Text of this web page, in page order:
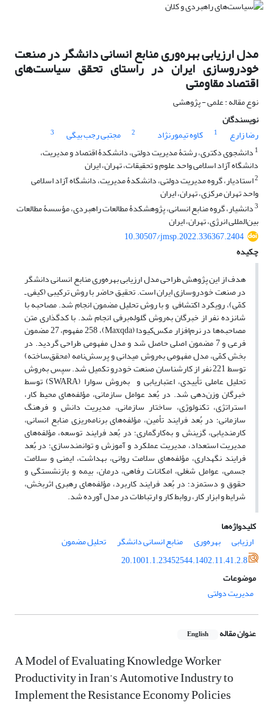
مدل ارزیابی بهره‌وری منابع انسانی دانشگر در صنعت
خودروسازی ایران در راستای تحقق سیاست‌های
اقتصاد مقاومتی
نوع مقاله : علمی - پژوهشی
نویسندگان
رضا زارع
1 کاوه تیمورنژاد 2 مجتبی رجب بیگی
3
1 دانشجوی دکتری، رشتۀ مدیریت دولتی، دانشکدۀ‌ اقتصاد و مدیریت،
دانشگاه آزاد اسلامی واحد علوم و تحقیقات، تهران، ایران
2استادیار، گروه مدیریت دولتی، دانشکدۀ مدیریت، دانشگاه آزاد اسلامی
واحد تهران مرکزی، تهران، ایران
3دانشیار، گروه منابع انسانی، پژوهشکدۀ مطالعات راهبردی، مؤسسۀ مطالعات
بین‌المللی انرژی، تهران، ایران
10.30507/jmsp.2022.336367.2404
چکیده
هدف از این پژوهش طراحی مدل ارزیابی بهره‌وری منابع انسانی دانشگر
در صنعت خودروسازی ایران است. تحقیق حاضر با روش ترکیبی (کیفی ـ
کمّی)، رویکرد اکتشافی و با روش تحلیل مضمون انجام شد. مصاحبه با
شانزده نفر از خبرگان به‌روش گلوله‌برفی انجام شد. با کدگذاری متن
مصاحبه‌ها در نرم‌افزار مکس‌کیودا (Maxqda)، 258 مفهوم، 27 مضمون
فرعی و 7 مضمون اصلی حاصل شد و مدل مفهومی طراحی گردید. در
بخش کمّی، مدل مفهومی به‌روش میدانی و پرسش‌نامه (محقق‌ساخته)
توسط 221 نفر از کارشناسان صنعت خودرو تکمیل شد. سپس به‌روش
تحلیل عاملی تأییدی، اعتباریابی و به‌روش سوارا (SWARA) توسط
خبرگان وزن‌دهی شد. در بُعد عوامل سازمانی، مؤلفه‌های محیط کار،
استراتژی، تکنولوژی، ساختار سازمانی، مدیریت دانش و فرهنگ
‌سازمانی؛ در بُعد فرایند تأمین، مؤلفه‌های برنامه‌ریزی منابع انسانی،
کارمندیابی، گزینش و به‌کارگماری؛ در بُعد فرایند توسعه، مؤلفه‌های
مدیریت استعداد، مدیریت عملکرد و آموزش و توانمندسازی؛ در بُعد
فرایند نگهداری، مؤلفه‌های سلامت روانی، بهداشت، ایمنی و سلامت
جسمی، عوامل شغلی، امکانات رفاهی، درمان، بیمه و بازنشستگی و
حقوق و دستمزد؛ در بُعد فرایند کاربرد، مؤلفه‌های رهبری اثربخش،
شرایط و ابزار کار، روابط کار و ارتباطات در مدل آورده شد.
کلیدواژه‌ها
ارزیابی
بهره‌وری منابع انسانی دانشگر
تحلیل مضمون
20.1001.1.23452544.1402.11.41.2.8
موضوعات
مدیریت دولتی
عنوان مقاله English
A Model of Evaluating Knowledge Worker
Productivity in Iran’s Automotive Industry to
Implement the Resistance Economy Policies